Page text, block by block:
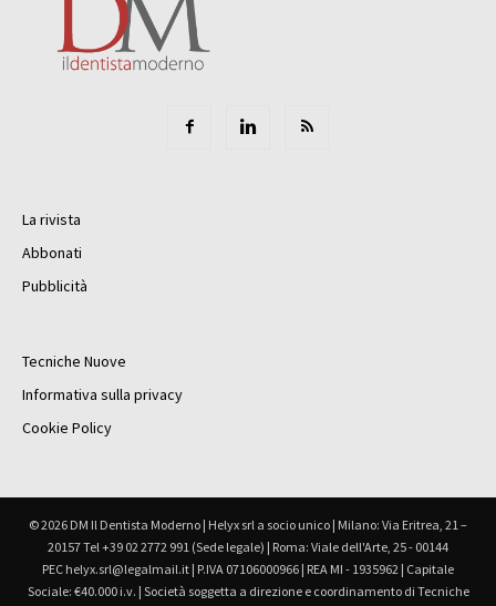
La rivista
Abbonati
Pubblicità
Tecniche Nuove
Informativa sulla privacy
Cookie Policy
© 2026 DM Il Dentista Moderno | Helyx srl a socio unico | Milano: Via Eritrea, 21 –
20157 Tel +39 02 2772 991 (Sede legale) | Roma: Viale dell'Arte, 25 - 00144
PEC helyx.srl@legalmail.it | P.IVA 07106000966 | REA MI - 1935962 | Capitale
Sociale: €40.000 i.v. | Società soggetta a direzione e coordinamento di Tecniche